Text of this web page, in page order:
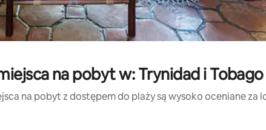
na pobyt w: Trynidad i
na pobyt z dostępem do plaży są wysoko oceniane za